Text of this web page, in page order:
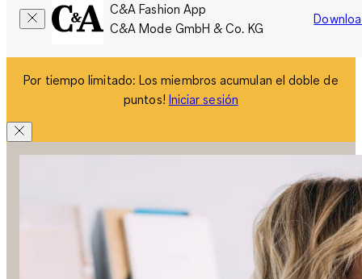
C&A Fashion App
C&A Mode GmbH & Co. KG
Por tiempo limitado: Los miembros acumulan el doble de
puntos! Iniciar sesión